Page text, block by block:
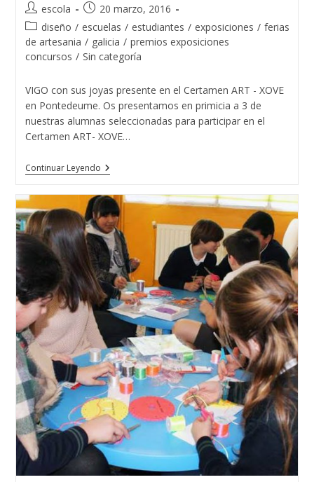
Autor
de
la
entrada:
escola
Publicación
de
la
entrada:
20 marzo, 2016
Categoría
de
la
diseño / escuelas / estudiantes / exposiciones / ferias
de artesania / galicia / premios exposiciones
concursos / Sin categoría
VIGO con sus joyas presente en el Certamen ART - XOVE
en Pontedeume. Os presentamos en primicia a 3 de
nuestras alumnas seleccionadas para participar en el
Certamen ART- XOVE…
Continuar LeyendoVarias
Diseñadoras
Joyas
De
La
Escuela
De
Joyería
Del
Atlántico
Presentes
En
ART-
XOVE